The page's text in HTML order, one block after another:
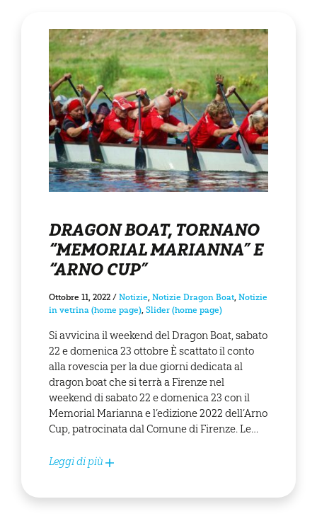
DRAGON BOAT, TORNANO
“MEMORIAL MARIANNA” E
“ARNO CUP”
Ottobre 11, 2022 / Notizie, Notizie Dragon Boat, Notizie
in vetrina (home page), Slider (home page)
Si avvicina il weekend del Dragon Boat, sabato
22 e domenica 23 ottobre È scattato il conto
alla rovescia per la due giorni dedicata al
dragon boat che si terrà a Firenze nel
weekend di sabato 22 e domenica 23 con il
Memorial Marianna e l’edizione 2022 dell’Arno
Cup, patrocinata dal Comune di Firenze. Le…
Leggi di più